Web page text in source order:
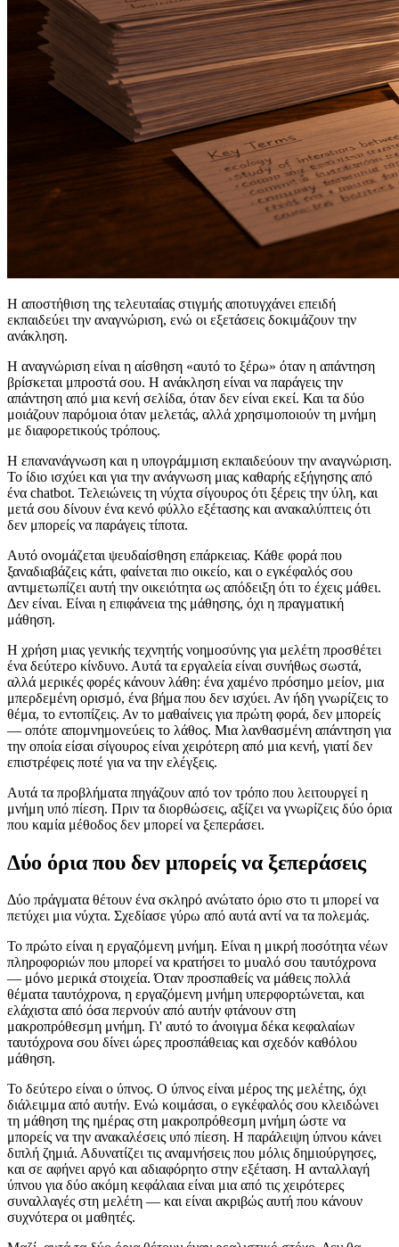
Η αποστήθιση της τελευταίας στιγμής αποτυγχάνει επειδή
εκπαιδεύει την αναγνώριση, ενώ οι εξετάσεις δοκιμάζουν την
ανάκληση.
Η αναγνώριση είναι η αίσθηση «αυτό το ξέρω» όταν η απάντηση
βρίσκεται μπροστά σου. Η ανάκληση είναι να παράγεις την
απάντηση από μια κενή σελίδα, όταν δεν είναι εκεί. Και τα δύο
μοιάζουν παρόμοια όταν μελετάς, αλλά χρησιμοποιούν τη μνήμη
με διαφορετικούς τρόπους.
Η επανανάγνωση και η υπογράμμιση εκπαιδεύουν την αναγνώριση.
Το ίδιο ισχύει και για την ανάγνωση μιας καθαρής εξήγησης από
ένα chatbot. Τελειώνεις τη νύχτα σίγουρος ότι ξέρεις την ύλη, και
μετά σου δίνουν ένα κενό φύλλο εξέτασης και ανακαλύπτεις ότι
δεν μπορείς να παράγεις τίποτα.
Αυτό ονομάζεται ψευδαίσθηση επάρκειας. Κάθε φορά που
ξαναδιαβάζεις κάτι, φαίνεται πιο οικείο, και ο εγκέφαλός σου
αντιμετωπίζει αυτή την οικειότητα ως απόδειξη ότι το έχεις μάθει.
Δεν είναι. Είναι η επιφάνεια της μάθησης, όχι η πραγματική
μάθηση.
Η χρήση μιας γενικής τεχνητής νοημοσύνης για μελέτη προσθέτει
ένα δεύτερο κίνδυνο. Αυτά τα εργαλεία είναι συνήθως σωστά,
αλλά μερικές φορές κάνουν λάθη: ένα χαμένο πρόσημο μείον, μια
μπερδεμένη ορισμό, ένα βήμα που δεν ισχύει. Αν ήδη γνωρίζεις το
θέμα, το εντοπίζεις. Αν το μαθαίνεις για πρώτη φορά, δεν μπορείς
— οπότε απομνημονεύεις το λάθος. Μια λανθασμένη απάντηση για
την οποία είσαι σίγουρος είναι χειρότερη από μια κενή, γιατί δεν
επιστρέφεις ποτέ για να την ελέγξεις.
Αυτά τα προβλήματα πηγάζουν από τον τρόπο που λειτουργεί η
μνήμη υπό πίεση. Πριν τα διορθώσεις, αξίζει να γνωρίζεις δύο όρια
που καμία μέθοδος δεν μπορεί να ξεπεράσει.
Δύο όρια που δεν μπορείς να ξεπεράσεις
Δύο πράγματα θέτουν ένα σκληρό ανώτατο όριο στο τι μπορεί να
πετύχει μια νύχτα. Σχεδίασε γύρω από αυτά αντί να τα πολεμάς.
Το πρώτο είναι η εργαζόμενη μνήμη. Είναι η μικρή ποσότητα νέων
πληροφοριών που μπορεί να κρατήσει το μυαλό σου ταυτόχρονα
— μόνο μερικά στοιχεία. Όταν προσπαθείς να μάθεις πολλά
θέματα ταυτόχρονα, η εργαζόμενη μνήμη υπερφορτώνεται, και
ελάχιστα από όσα περνούν από αυτήν φτάνουν στη
μακροπρόθεσμη μνήμη. Γι' αυτό το άνοιγμα δέκα κεφαλαίων
ταυτόχρονα σου δίνει ώρες προσπάθειας και σχεδόν καθόλου
μάθηση.
Το δεύτερο είναι ο ύπνος. Ο ύπνος είναι μέρος της μελέτης, όχι
διάλειμμα από αυτήν. Ενώ κοιμάσαι, ο εγκέφαλός σου κλειδώνει
τη μάθηση της ημέρας στη μακροπρόθεσμη μνήμη ώστε να
μπορείς να την ανακαλέσεις υπό πίεση. Η παράλειψη ύπνου κάνει
διπλή ζημιά. Αδυνατίζει τις αναμνήσεις που μόλις δημιούργησες,
και σε αφήνει αργό και αδιαφόρητο στην εξέταση. Η ανταλλαγή
ύπνου για δύο ακόμη κεφάλαια είναι μια από τις χειρότερες
συναλλαγές στη μελέτη — και είναι ακριβώς αυτή που κάνουν
συχνότερα οι μαθητές.